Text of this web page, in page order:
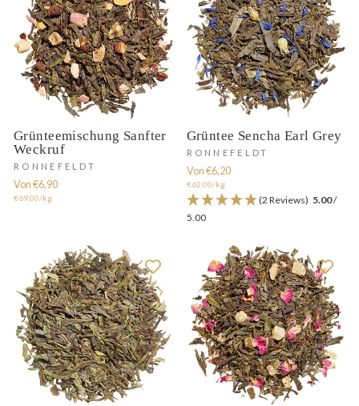
Grünteemischung Sanfter
Weckruf
RONNEFELDT
Von €6,90
€69,00/kg
Grüntee Sencha Earl Grey
RONNEFELDT
Von €6,20
€62,00/kg
(2 Reviews) 5.00/
5.00